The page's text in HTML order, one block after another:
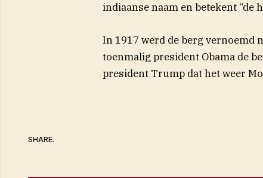
indiaanse naam en betekent “de
In 1917 werd de berg vernoemd
toenmalig president Obama de
president Trump dat het weer
SHARE.